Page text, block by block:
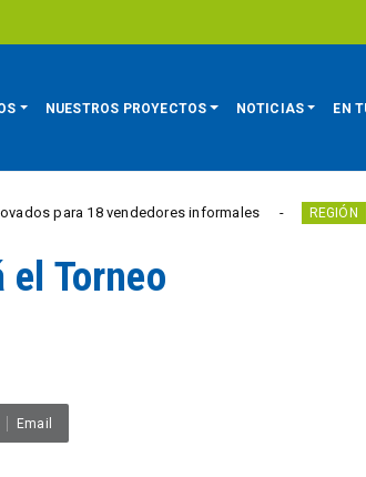
NUESTROS PROYECTOS NOTICIAS EN
vendedores informales REGIÓN
el Torneo
Email